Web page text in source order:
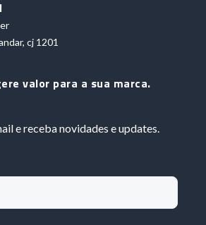
cj 1201
valor para a sua marca.
e receba novidades e updates.